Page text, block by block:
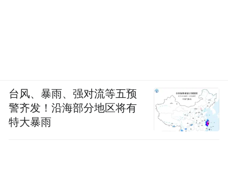
台风、暴雨、强对流等五预
警齐发！沿海部分地区将有
特大暴雨